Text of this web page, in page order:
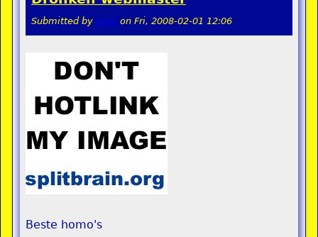
Submitted by remi on Fri, 2008-02-01 12:06
Beste homo's